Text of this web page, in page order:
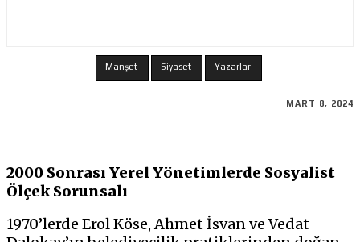
Manşet Siyaset Yazarlar
MART 8, 2024
2000 Sonrası Yerel Yönetimlerde Sosyalist
Ölçek Sorunsalı
1970’lerde Erol Köse, Ahmet İsvan ve Vedat